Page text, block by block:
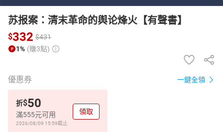
苏报案：清末革命的舆论烽火【有聲書】
$332 $431
1% (賺3點)
優惠券 一鍵全領
折$50
滿555元可用
2026/08/09 15:59截止
領取